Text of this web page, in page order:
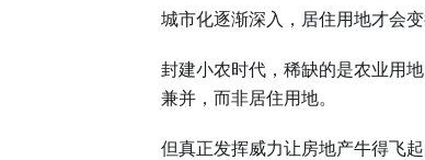
城市化逐渐深入，居住用地才会
封建小农时代，稀缺的是农业用
兼并，而非居住用地。
但真正发挥威力让房地产牛得飞